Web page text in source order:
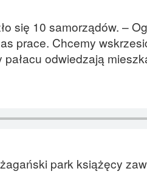
się 10 samorządów. –
prace. Chcemy
odwiedzają
park książęcy